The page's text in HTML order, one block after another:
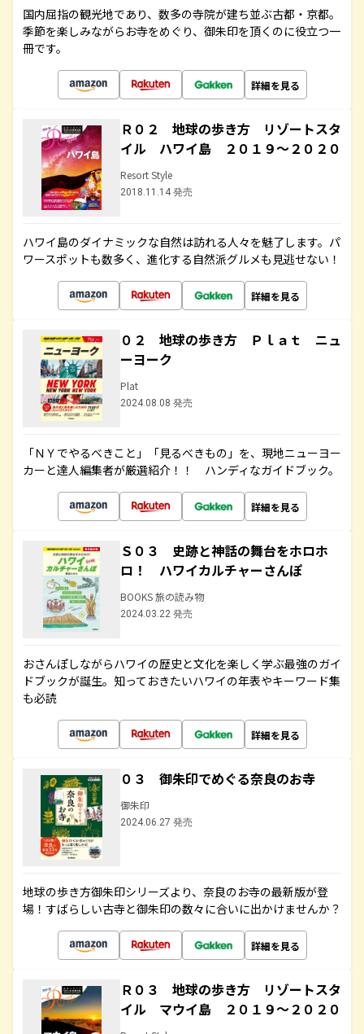
国内屈指の観光地であり、数多の寺院が建ち並ぶ古都・京都。
季節を楽しみながらお寺をめぐり、御朱印を頂くのに役立つ一
冊です。
詳細を見る
Ｒ０２ 地球の歩き方 リゾートスタ
イル ハワイ島 ２０１９～２０２０
Resort Style
2018.11.14 発売
ハワイ島のダイナミックな自然は訪れる人々を魅了します。パ
ワースポットも数多く、進化する自然派グルメも見逃せない！
詳細を見る
０２ 地球の歩き方 Ｐｌａｔ ニュ
ーヨーク
Plat
2024.08.08 発売
「ＮＹでやるべきこと」「見るべきもの」を、現地ニューヨー
カーと達人編集者が厳選紹介！！ ハンディなガイドブック。
詳細を見る
Ｓ０３ 史跡と神話の舞台をホロホ
ロ！ ハワイカルチャーさんぽ
BOOKS 旅の読み物
2024.03.22 発売
おさんぽしながらハワイの歴史と文化を楽しく学ぶ最強のガイ
ドブックが誕生。知っておきたいハワイの年表やキーワード集
も必読
詳細を見る
０３ 御朱印でめぐる奈良のお寺
御朱印
2024.06.27 発売
地球の歩き方御朱印シリーズより、奈良のお寺の最新版が登
場！すばらしい古寺と御朱印の数々に合いに出かけませんか？
詳細を見る
Ｒ０３ 地球の歩き方 リゾートスタ
イル マウイ島 ２０１９～２０２０